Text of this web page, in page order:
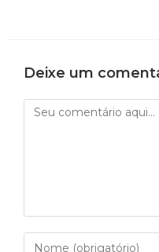
Deixe um